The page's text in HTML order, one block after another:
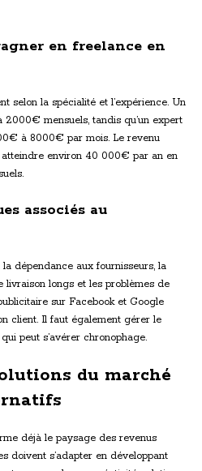
en freelance en
selon la spécialité et l’expérience. Un
mensuels, tandis qu’un expert
à 8000€ par mois. Le revenu
environ 40 000€ par an en
associés au
dépendance aux fournisseurs, la
livraison longs et les problèmes de
sur Facebook et Google
client. Il faut également gérer le
peut s’avérer chronophage.
du marché
déjà le paysage des revenus
doivent s’adapter en développant